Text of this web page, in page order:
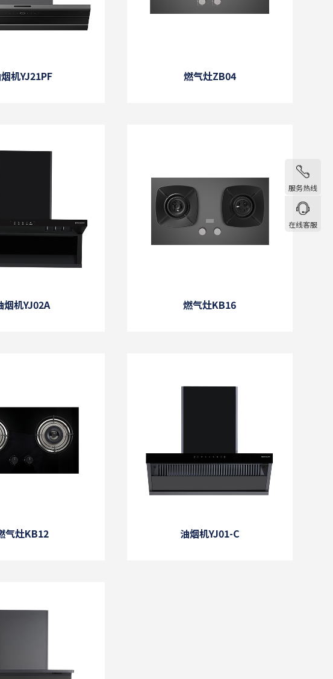
机YJ21PF 燃气灶ZB04
烟机YJ02A 燃气灶KB16
气灶KB12 油烟机YJ01-C
服务热线
在线客服